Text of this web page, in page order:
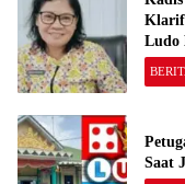
Ludo
Saat